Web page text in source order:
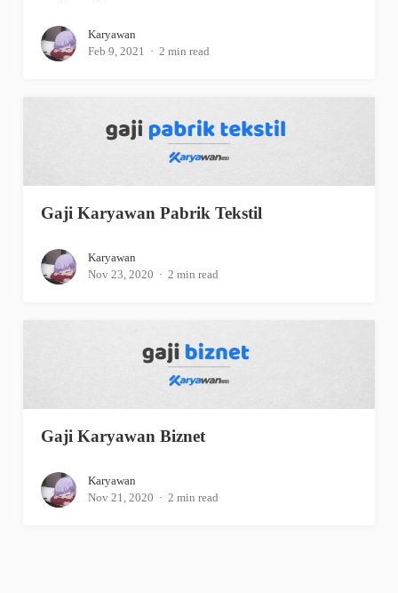
Karyawan
Feb 9, 2021
2 min read
Gaji Karyawan Pabrik Tekstil
Karyawan
Nov 23, 2020
2 min read
Gaji Karyawan Biznet
Karyawan
Nov 21, 2020
2 min read